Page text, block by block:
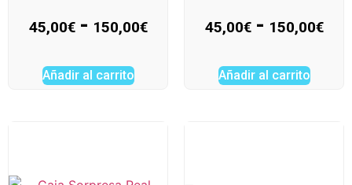
45,00€ - 150,00€
Añadir al carrito
45,00€ - 150,00€
Añadir al carrito